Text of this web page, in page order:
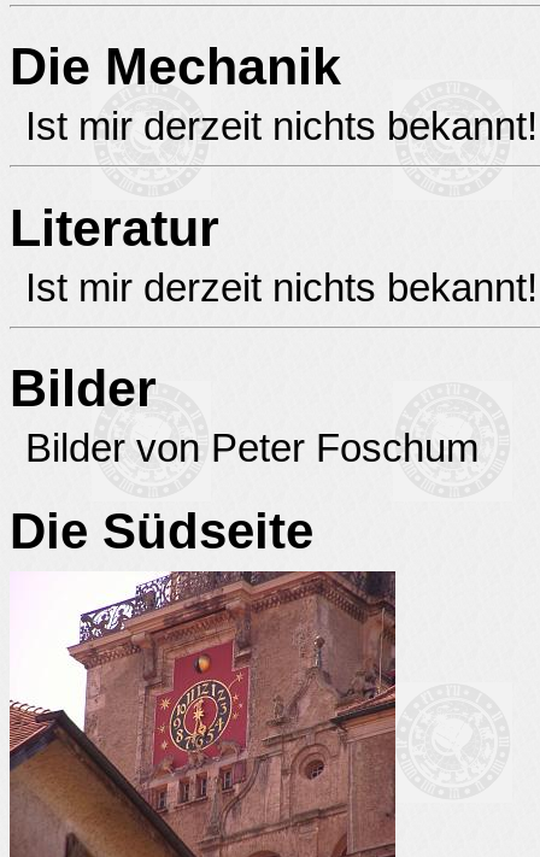
Die Mechanik
Ist mir derzeit nichts bekannt!
Literatur
Ist mir derzeit nichts bekannt!
Bilder
Bilder von Peter Foschum
Die Südseite